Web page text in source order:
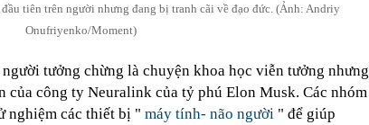
tiên trên người nhưng đang bị tranh cãi về đạo đức. (Ảnh: Andriy
Onufriyenko/Moment)
tưởng chừng là chuyện khoa học viễn tưởng nhưng
của công ty Neuralink của tỷ phú Elon Musk. Các nhóm
nghiệm các thiết bị " máy tính- não người " để giúp